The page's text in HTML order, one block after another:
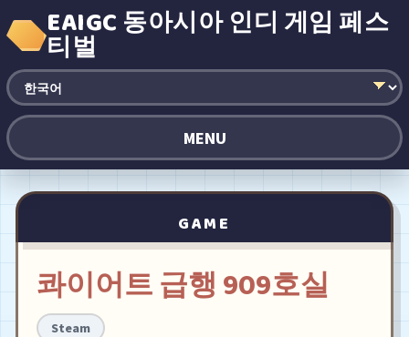
EAIGC 동아시아 인디 게임 페스
티벌
MENU
GAME
콰이어트 급행 909호실
Steam